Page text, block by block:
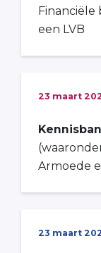
Financiële
een LVB
23 maart
Armoede
23 maart